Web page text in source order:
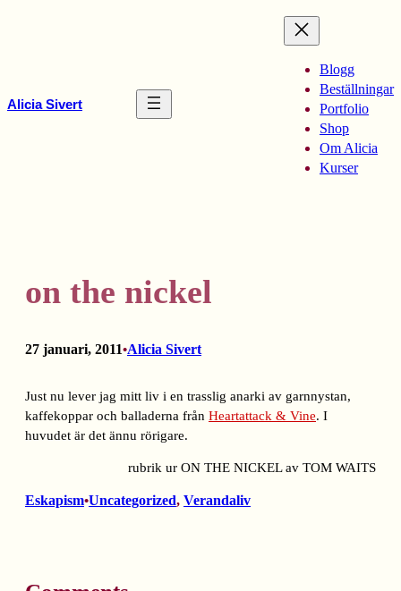
Alicia Sivert
Blogg
Beställningar
Portfolio
Shop
Om Alicia
Kurser
on the nickel
27 januari, 2011•Alicia Sivert
Just nu lever jag mitt liv i en trasslig anarki av garnnystan,
kaffekoppar och balladerna från Heartattack & Vine. I
huvudet är det ännu rörigare.
rubrik ur ON THE NICKEL av TOM WAITS
Eskapism•Uncategorized, Verandaliv